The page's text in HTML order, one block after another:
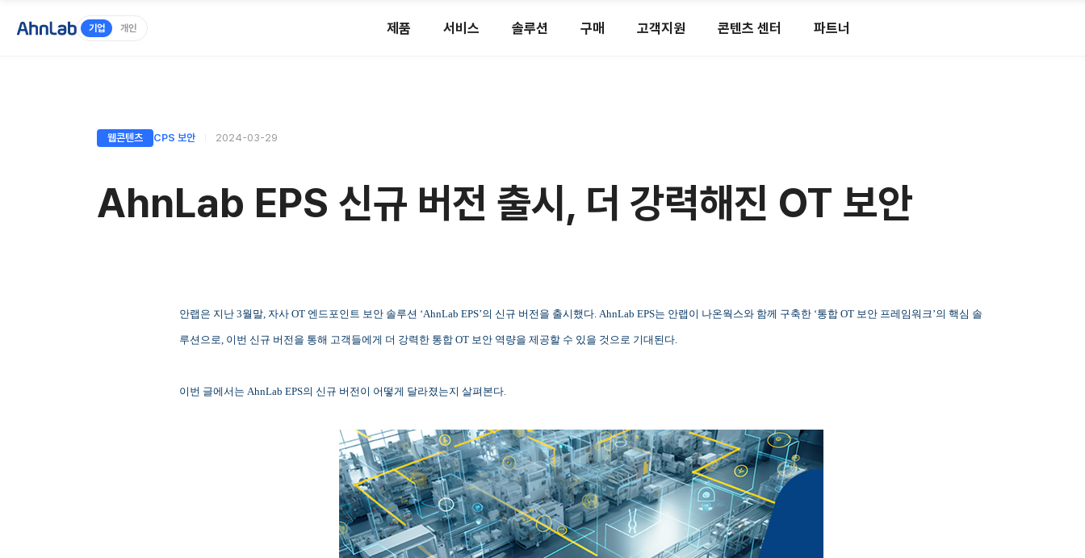
기업 개인 제품 서비스 솔루션 구매 고객지원 콘텐츠 센터 파트너
웹콘텐츠 CPS 보안 2024-03-29
AhnLab EPS 신규 버전 출시, 더 강력해진 OT 보안
안랩은 지난 3월말, 자사 OT 엔드포인트 보안 솔루션 ‘AhnLab EPS’의 신규 버전을 출시했다. AhnLab EPS는 안랩이 나온웍스와 함께 구축한 ‘통합 OT 보안 프레임워크’의 핵심 솔
루션으로, 이번 신규 버전을 통해 고객들에게 더 강력한 통합 OT 보안 역량을 제공할 수 있을 것으로 기대된다.
이번 글에서는 AhnLab EPS의 신규 버전이 어떻게 달라졌는지 살펴본다.